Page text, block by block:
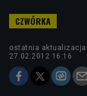
ostatnia aktualizacja:
27.02.2012 16:16